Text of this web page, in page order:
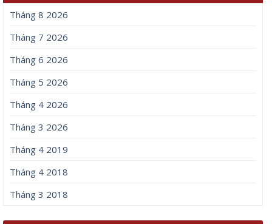
Tháng 8 2026
Tháng 7 2026
Tháng 6 2026
Tháng 5 2026
Tháng 4 2026
Tháng 3 2026
Tháng 4 2019
Tháng 4 2018
Tháng 3 2018